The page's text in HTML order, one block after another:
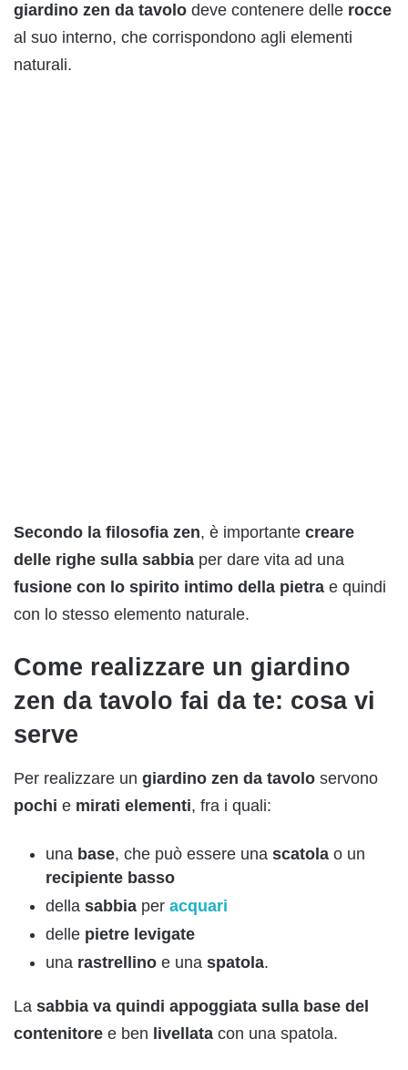
giardino zen da tavolo deve contenere delle rocce
al suo interno, che corrispondono agli elementi
naturali.
Secondo la filosofia zen, è importante creare
delle righe sulla sabbia per dare vita ad una
fusione con lo spirito intimo della pietra e quindi
con lo stesso elemento naturale.
Come realizzare un giardino
zen da tavolo fai da te: cosa vi
serve
Per realizzare un giardino zen da tavolo servono
pochi e mirati elementi, fra i quali:
una base, che può essere una scatola o un
recipiente basso
della sabbia per acquari
delle pietre levigate
una rastrellino e una spatola.
La sabbia va quindi appoggiata sulla base del
contenitore e ben livellata con una spatola.